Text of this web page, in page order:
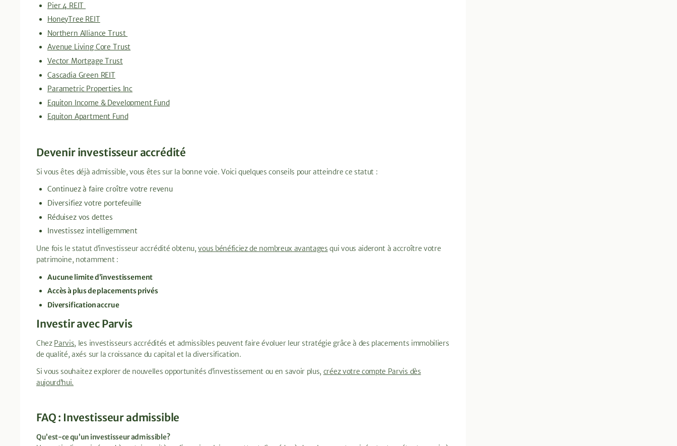
Pier 4 REIT
HoneyTree REIT
Northern Alliance Trust
Avenue Living Core Trust
Vector Mortgage Trust
Cascadia Green REIT
Parametric Properties Inc
Equiton Income & Development Fund
Equiton Apartment Fund
Devenir investisseur accrédité
Si vous êtes déjà admissible, vous êtes sur la bonne voie. Voici quelques conseils pour atteindre ce statut :
Continuez à faire croître votre revenu
Diversifiez votre portefeuille
Réduisez vos dettes
Investissez intelligemment
Une fois le statut d’investisseur accrédité obtenu,vous bénéficiez de nombreux avantages qui vous aideront à accroître votre
patrimoine, notamment :
Aucune limite d’investissement
Accès à plus de placements privés
Diversification accrue
Investir avec Parvis
Chez Parvis, les investisseurs accrédités et admissibles peuvent faire évoluer leur stratégie grâce à des placements immobiliers
de qualité, axés sur la croissance du capital et la diversification.
Si vous souhaitez explorer de nouvelles opportunités d’investissement ou en savoir plus, créez votre compte Parvis dès
aujourd’hui.
FAQ : Investisseur admissible
Qu’est-ce qu’un investisseur admissible?